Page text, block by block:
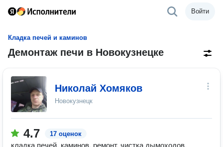
Войти
Кладка печей и каминов
Демонтаж печи в Новокузнецке
Николай Хомяков
Новокузнецк
4.7 17 оценок
кладка печей, каминов, ремонт, чистка дымоходов,